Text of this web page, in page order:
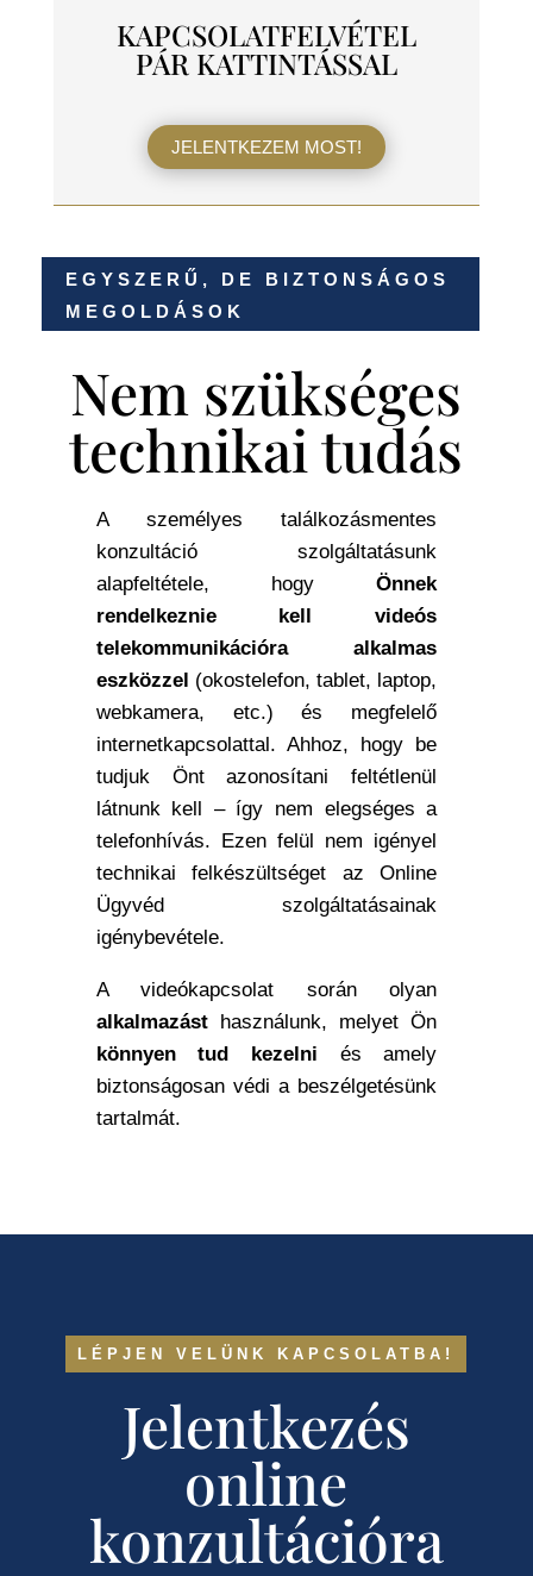
KAPCSOLATFELVÉTEL
PÁR KATTINTÁSSAL
JELENTKEZEM MOST!
EGYSZERŰ, DE BIZTONSÁGOS
MEGOLDÁSOK
Nem szükséges
technikai tudás
A személyes találkozásmentes
konzultáció szolgáltatásunk
alapfeltétele, hogyÖnnek
rendelkeznie kell videós
telekommunikációra alkalmas
eszközzel (okostelefon, tablet, laptop,
webkamera, etc.) és megfelelő
internetkapcsolattal. Ahhoz, hogy be
tudjuk Önt azonosítani feltétlenül
látnunk kell – így nem elegséges a
telefonhívás. Ezen felül nem igényel
technikai felkészültséget az Online
Ügyvéd szolgáltatásainak
igénybevétele.
A videókapcsolat során olyan
alkalmazásthasználunk, melyet Ön
könnyen tud kezelni és amely
biztonságosan védi a beszélgetésünk
tartalmát.
LÉPJEN VELÜNK KAPCSOLATBA!
Jelentkezés
online
konzultációra